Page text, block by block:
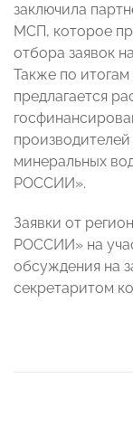
заключила
МСП, которое
отбора заявок
Также по
предлагается
минеральных
РОССИИ».
Заявки от
РОССИИ» на
обсуждения на
секретаритом